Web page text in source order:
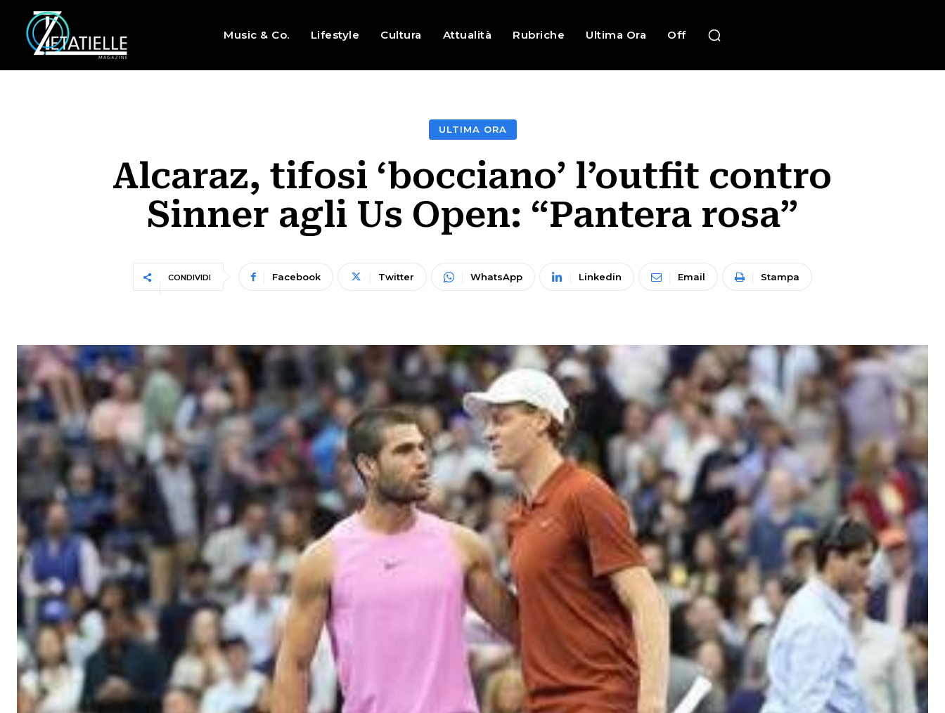
Music & Co. Lifestyle Cultura Attualità Rubriche Ultima Ora Off
ULTIMA ORA
Alcaraz, tifosi ‘bocciano’ l’outfit contro
Sinner agli Us Open: “Pantera rosa”
CONDIVIDI Facebook Twitter WhatsApp Linkedin Email Stampa